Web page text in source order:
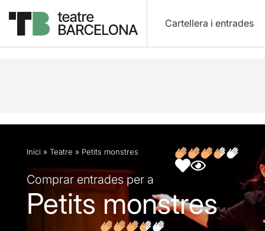
Cartellera i entrades
Descripció Fitxa artística Fotos i vídeos
Inici » Teatre » Petits monstres
Comprar entrades per a
Petits monstres